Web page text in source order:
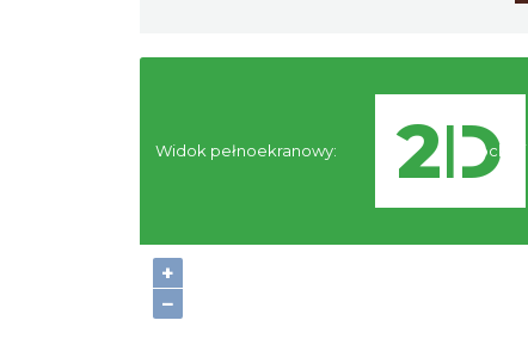
+
−
Widok pełnoekranowy: Noclegi